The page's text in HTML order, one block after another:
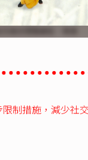
制措施，減少社